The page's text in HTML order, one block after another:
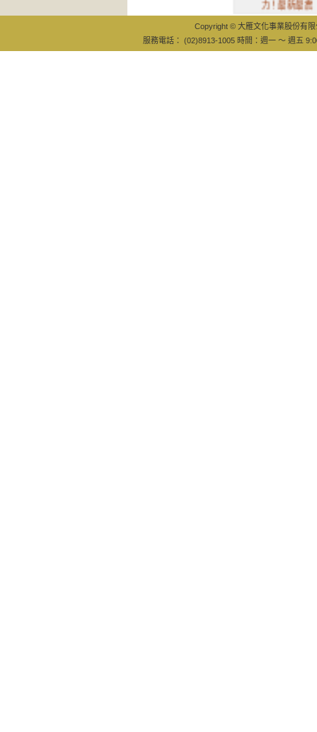
力！最新最震
Copyright © 大雁文化事業股份有
服務電話： (02)8913-1005 時間：週一 ～ 週五